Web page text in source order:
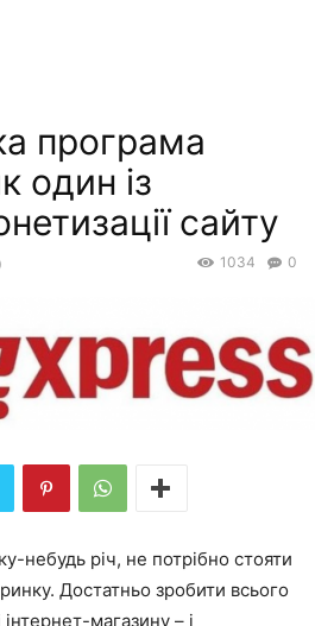
програма
один із
сайту
0
1034
небудь річ, не потрібно стояти
Достатньо зробити всього
інтернет-магазину – і